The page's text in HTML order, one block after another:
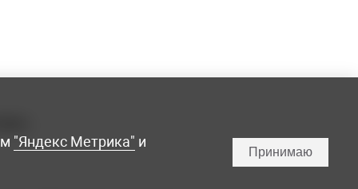
"Яндекс Метрика" и
Принимаю